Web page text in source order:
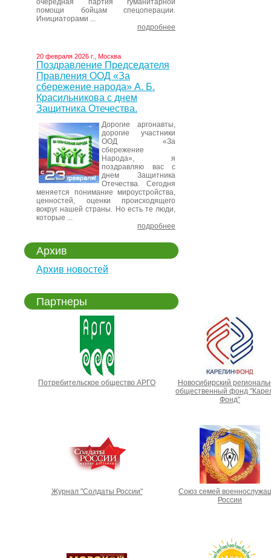
очередная партия гуманитарной
помощи бойцам спецоперации.
Инициаторами ...
подробнее
20 февраля 2026 г., Москва
Поздравление Председателя
Правления ООД «За
сбережение народа» А. Б.
Красильникова с днем
Защитника Отечества.
Дорогие аргонавты,
дорогие участники
ООД «За
сбережение
Народа», я
поздравляю вас с
днем Защитника
Отечества. Сегодня
меняется понимание мироустройства,
ценностей, оценки происходящего
вокруг нашей страны. Но есть те люди,
которые ...
подробнее
Архив
Архив новостей
Партнеры
Потребительское общество АРГО
Новосибирский
общественный фонд
Фонд"
Журнал "Солдаты России"
Союз семей
России